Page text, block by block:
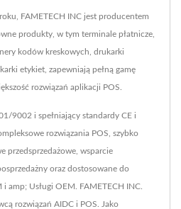
FAMETECH INC jest producentem
produkty, w tym terminale płatnicze,
kodów kreskowych, drukarki
etykiet, zapewniają pełną gamę
rozwiązań aplikacji POS.
9002 i spełniający standardy CE i
rozwiązania POS, szybko
przedsprzedażowe, wsparcie
oraz dostosowane do
Usługi OEM. FAMETECH INC.
rozwiązań AIDC i POS. Jako